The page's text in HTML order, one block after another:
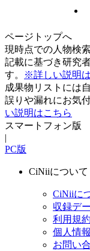
ページトップへ
現時点での人物検
記載に基づき研究
す。
※詳しい説明
成果物リストには
誤りや漏れにお気
い説明はこちら
スマートフォン版
|
PC版
CiNiiについて
CiNiiに
収録デ
利用規
個人情
お問い